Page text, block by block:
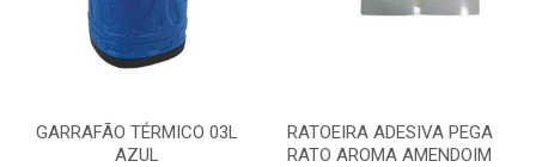
GARRAFÃO TÉRMICO 03L
AZUL
RATOEIRA ADESIVA PEGA
RATO AROMA AMENDOIM